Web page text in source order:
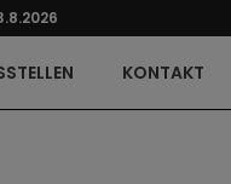
KONTAKT